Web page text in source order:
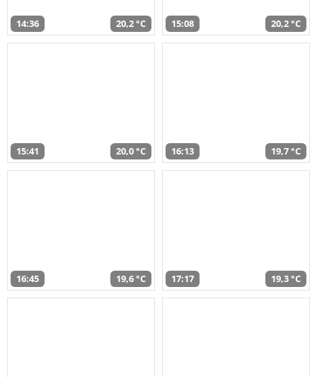
14:36 20,2 °C 15:08 20,2 °C
15:41 20,0 °C 16:13 19,7 °C
16:45 19,6 °C 17:17 19,3 °C